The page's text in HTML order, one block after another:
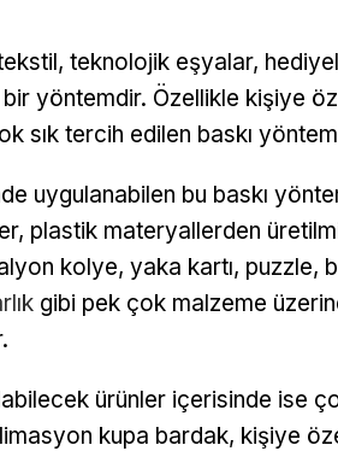
teknolojik eşyalar,
bir yöntemdir. Özellikle kişiye
sık tercih edilen baskı
uygulanabilen bu baskı
plastik materyallerden
kolye, yaka kartı, puzzle,
gibi pek çok malzeme
ürünler içerisinde ise
kupa bardak, kişiye